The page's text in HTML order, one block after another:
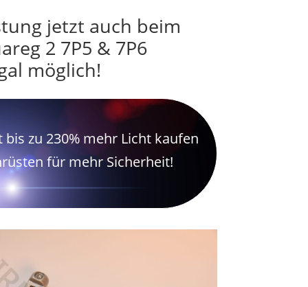
jetzt auch beim
2 7P5 & 7P6
möglich!
bis zu 230% mehr Licht kaufen
für mehr Sicherheit!